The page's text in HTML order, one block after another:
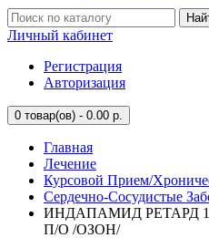
Личный кабинет
Регистрация
Авторизация
0 товар(ов) - 0.00 р.
Главная
Лечение
Курсовой Прием/
Сердечно-Сосудистые
ИНДАПАМИД РЕТАРД
П/О /ОЗОН/